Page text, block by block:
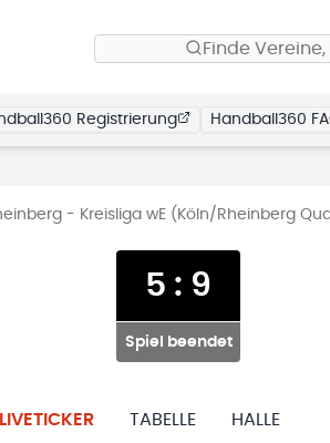
Finde
Registrierung Handball360
- Kreisliga wE (Köln/Rheinberg
5 : 9
Spiel beendet
LIVETICKER TABELLE HALLE